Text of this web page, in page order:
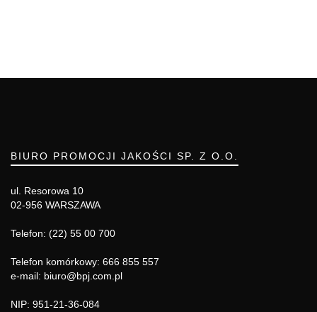
BIURO PROMOCJI JAKOŚCI SP. Z O.O.
ul. Resorowa 10
02-956 WARSZAWA
Telefon: (22) 55 00 700
Telefon komórkowy: 666 855 557
e-mail: biuro@bpj.com.pl
NIP: 951-21-36-084